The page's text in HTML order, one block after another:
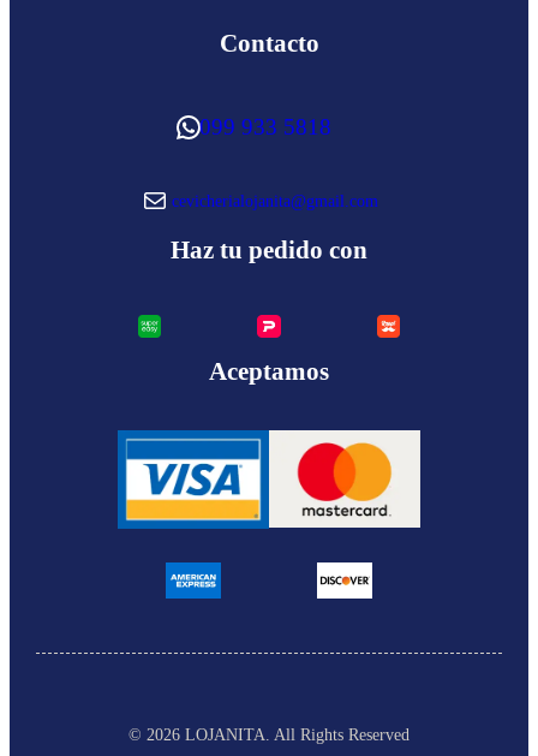
Contacto
WhatsApp 099 933 5818
Correo electrónico cevicherialojanita@gmail.com
Haz tu pedido con
Aceptamos
© 2026 LOJANITA . All Rights Reserved